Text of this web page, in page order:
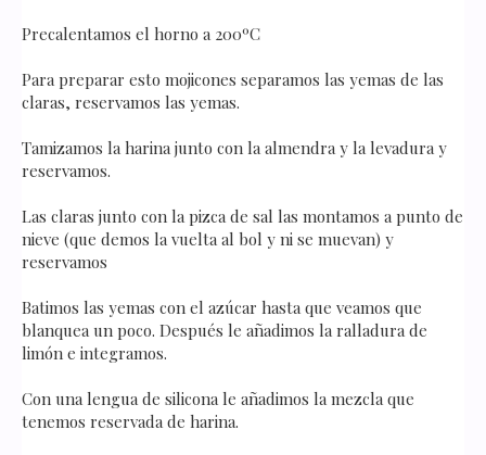
Precalentamos el horno a 200ºC
Para preparar esto mojicones separamos las yemas de las
claras, reservamos las yemas.
Tamizamos la harina junto con la almendra y la levadura y
reservamos.
Las claras junto con la pizca de sal las montamos a punto de
nieve (que demos la vuelta al bol y ni se muevan) y
reservamos
Batimos las yemas con el azúcar hasta que veamos que
blanquea un poco. Después le añadimos la ralladura de
limón e integramos.
Con una lengua de silicona le añadimos la mezcla que
tenemos reservada de harina.